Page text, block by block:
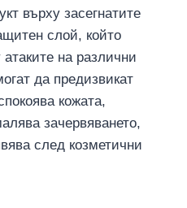
върху засегнатите
слой, който
на различни
да предизвикат
кожата,
зачервяването,
след козметични